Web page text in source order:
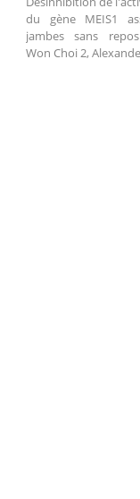
du gène MEIS1
jambes sans
Won Choi 2,